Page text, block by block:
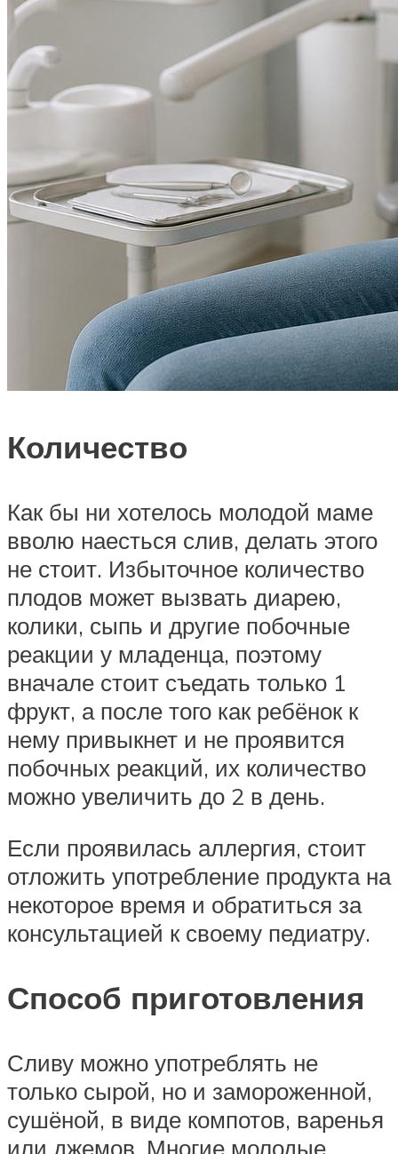
Количество
Как бы ни хотелось молодой маме
вволю наесться слив, делать этого
не стоит. Избыточное количество
плодов может вызвать диарею,
колики, сыпь и другие побочные
реакции у младенца, поэтому
вначале стоит съедать только 1
фрукт, а после того как ребёнок к
нему привыкнет и не проявится
побочных реакций, их количество
можно увеличить до 2 в день.
Если проявилась аллергия, стоит
отложить употребление продукта на
некоторое время и обратиться за
консультацией к своему педиатру.
Способ приготовления
Сливу можно употреблять не
только сырой, но и замороженной,
сушёной, в виде компотов, варенья
или джемов. Многие молодые